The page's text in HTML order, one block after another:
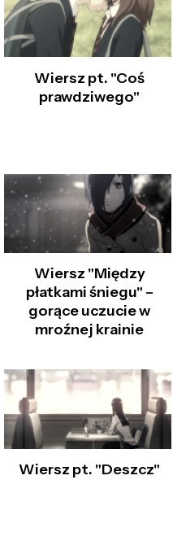
Wiersz pt. "Coś
prawdziwego"
Wiersz "Między
płatkami śniegu" –
gorące uczucie w
mroźnej krainie
Wiersz pt. "Deszcz"